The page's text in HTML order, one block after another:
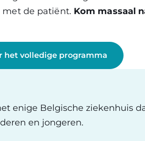
de patiënt. Kom massaal
het volledige programma
enige Belgische ziekenhuis
en jongeren.